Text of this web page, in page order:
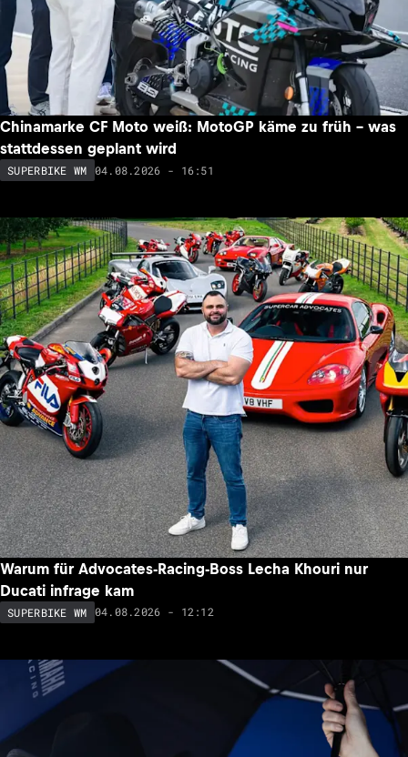
Chinamarke CF Moto weiß: MotoGP käme zu früh – was
stattdessen geplant wird
SUPERBIKE WM 04.08.2026 - 16:51
Warum für Advocates-Racing-Boss Lecha Khouri nur
Ducati infrage kam
SUPERBIKE WM 04.08.2026 - 12:12